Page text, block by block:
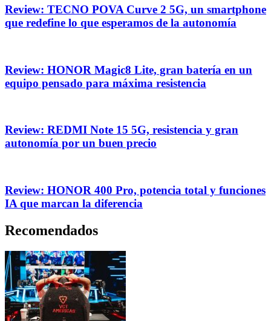
Review: TECNO POVA Curve 2 5G, un smartphone
que redefine lo que esperamos de la autonomía
Review: HONOR Magic8 Lite, gran batería en un
equipo pensado para máxima resistencia
Review: REDMI Note 15 5G, resistencia y gran
autonomía por un buen precio
Review: HONOR 400 Pro, potencia total y funciones
IA que marcan la diferencia
Recomendados